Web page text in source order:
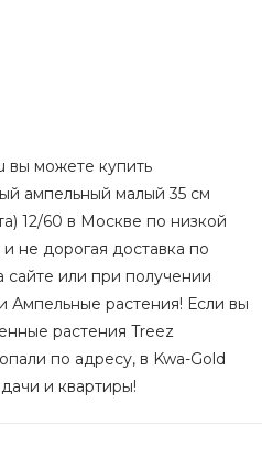
вы можете купить
ампельный малый 35 см
12/60 в Москве по низкой
не дорогая доставка по
или при получении
Ампельные растения! Если вы
растения Treez
по адресу, в Kwa-Gold
и квартиры!